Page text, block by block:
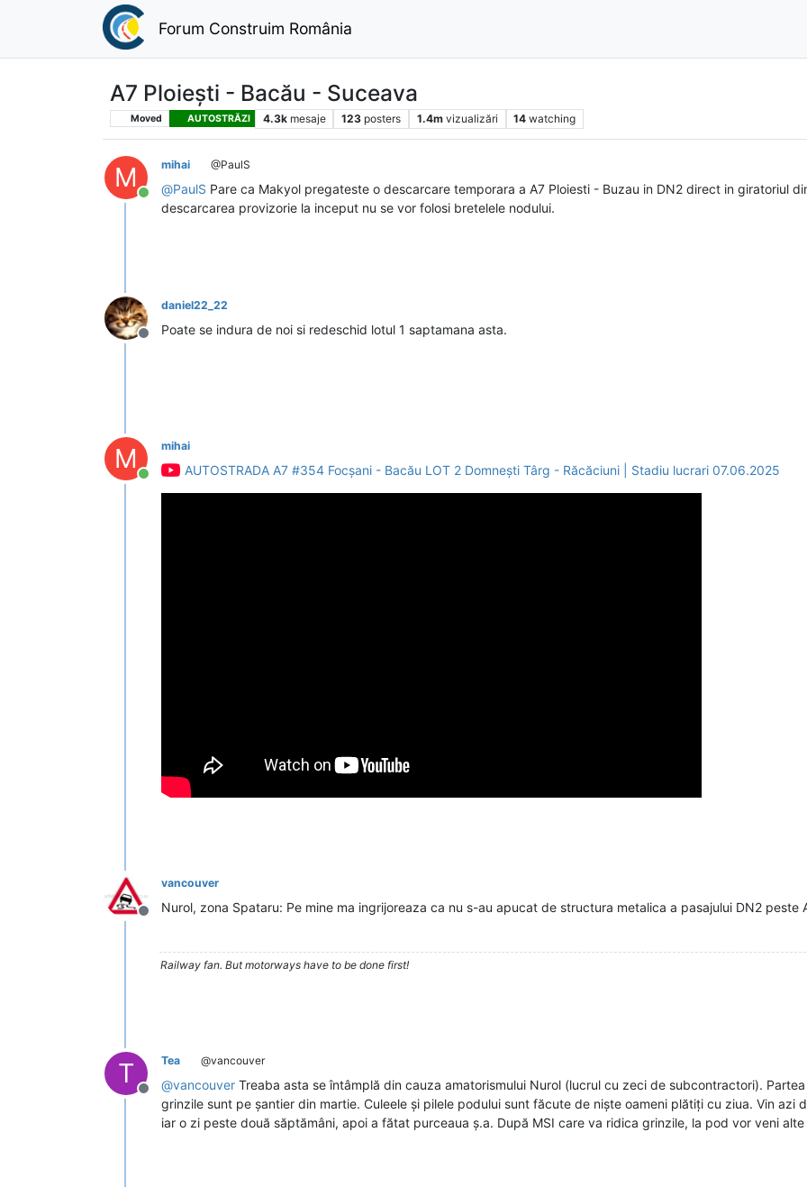
Forum Construim România
A7 Ploiești - Bacău - Suceava
Moved AUTOSTRĂZI 4.3k mesaje 123 posters 1.4m vizualizări 14 watching
M
Conectat
mihai @PaulS
@PaulS Pare ca Makyol pregateste o descarcare temporara a A7 Ploiesti - Buzau in DN2 direct in giratoriul
descarcarea provizorie la inceput nu se vor folosi bretelele nodului.
Deconectat
daniel22_22
Poate se indura de noi si redeschid lotul 1 saptamana asta.
M
Conectat
mihai
AUTOSTRADA A7 #354 Focșani - Bacău LOT 2 Domnești Târg - Răcăciuni | Stadiu lucrari 07.06.2025
Deconectat
vancouver
Nurol, zona Spataru: Pe mine ma ingrijoreaza ca nu s-au apucat de structura metalica a pasajului DN2 peste
Railway fan. But motorways have to be done first!
T
Deconectat
Tea @vancouver
@vancouver Treaba asta se întâmplă din cauza amatorismului Nurol (lucrul cu zeci de subcontractori).
grinzile sunt pe șantier din martie. Culeele și pilele podului sunt făcute de niște oameni plătiți cu ziua. Vin azi
iar o zi peste două săptămâni, apoi a fătat purceaua ș.a. După MSI care va ridica grinzile, la pod vor veni